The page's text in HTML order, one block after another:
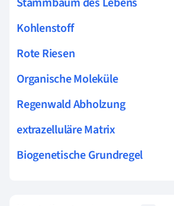
Kohlenstoff
Rote Riesen
Organische Moleküle
Regenwald Abholzung
extrazelluläre Matrix
Biogenetische Grundregel